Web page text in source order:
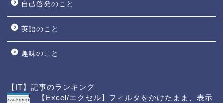
自己啓発のこと
英語のこと
趣味のこと
【IT】記事のランキング
【Excel/エクセル】フィルタをかけたまま、表示